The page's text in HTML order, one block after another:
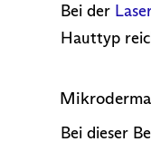
Bei der
Hauttyp
Bei dieser